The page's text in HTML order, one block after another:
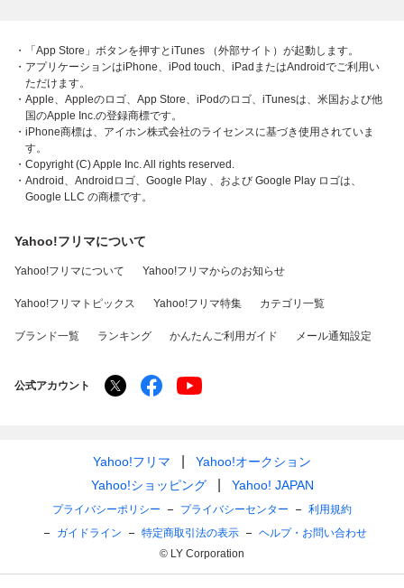
・「App Store」ボタンを押すとiTunes （外部サイト）が起動します。
・アプリケーションはiPhone、iPod touch、iPadまたはAndroidでご利用い
ただけます。
・Apple、Appleのロゴ、App Store、iPodのロゴ、iTunesは、米国および他
国のApple Inc.の登録商標です。
・iPhone商標は、アイホン株式会社のライセンスに基づき使用されていま
す。
・Copyright (C) Apple Inc. All rights reserved.
・Android、Androidロゴ、Google Play 、および Google Play ロゴは、
Google LLC の商標です。
Yahoo!フリマについて
Yahoo!フリマについて Yahoo!フリマからのお知らせ
Yahoo!フリマトピックス Yahoo!フリマ特集 カテゴリ一覧
ブランド一覧 ランキング かんたんご利用ガイド メール通知設定
公式アカウント
Yahoo!フリマ
Yahoo!オークション
Yahoo!ショッピング
Yahoo! JAPAN
プライバシーポリシー プライバシーセンター
利用規約
ガイドライン
特定商取引法の表示
ヘルプ・お問い合わせ
© LY Corporation